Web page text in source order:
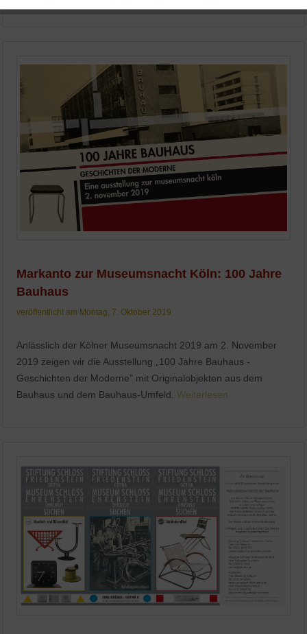
Markanto zur Museumsnacht Köln: 100 Jahre
Bauhaus
veröffentlicht am Montag, 7. Oktober 2019
Anlässlich der Kölner Museumsnacht 2019 am 2. November
2019 zeigen wir die Ausstellung „100 Jahre Bauhaus -
Geschichten der Moderne” mit Originalobjekten aus dem
Bauhaus und dem Bauhaus-Umfeld.Weiterlesen